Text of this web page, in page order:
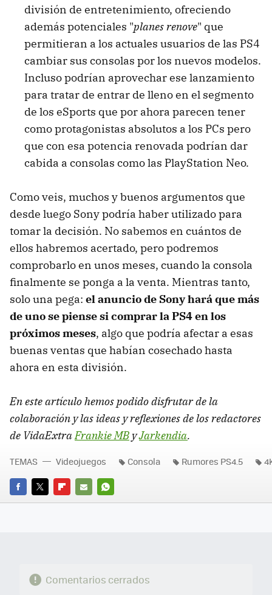
división de entretenimiento, ofreciendo
además potenciales "planes renove" que
permitieran a los actuales usuarios de las PS4
cambiar sus consolas por los nuevos modelos.
Incluso podrían aprovechar ese lanzamiento
para tratar de entrar de lleno en el segmento
de los eSports que por ahora parecen tener
como protagonistas absolutos a los PCs pero
que con esa potencia renovada podrían dar
cabida a consolas como las PlayStation Neo.
Como veis, muchos y buenos argumentos que
desde luego Sony podría haber utilizado para
tomar la decisión. No sabemos en cuántos de
ellos habremos acertado, pero podremos
comprobarlo en unos meses, cuando la consola
finalmente se ponga a la venta. Mientras tanto,
solo una pega: el anuncio de Sony hará que más
de uno se piense si comprar la PS4 en los
próximos meses, algo que podría afectar a esas
buenas ventas que habían cosechado hasta
ahora en esta división.
En este artículo hemos podido disfrutar de la
colaboración y las ideas y reflexiones de los redactores
de VidaExtraFrankie MB yJarkendia.
FACEBOOK
TWITTERFLIPBOARD
E-
WHATSAPP
TEMAS Videojuegos Consola Rumores PS4.5
Comentarios cerrados